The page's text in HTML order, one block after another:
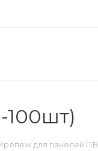
для панелей